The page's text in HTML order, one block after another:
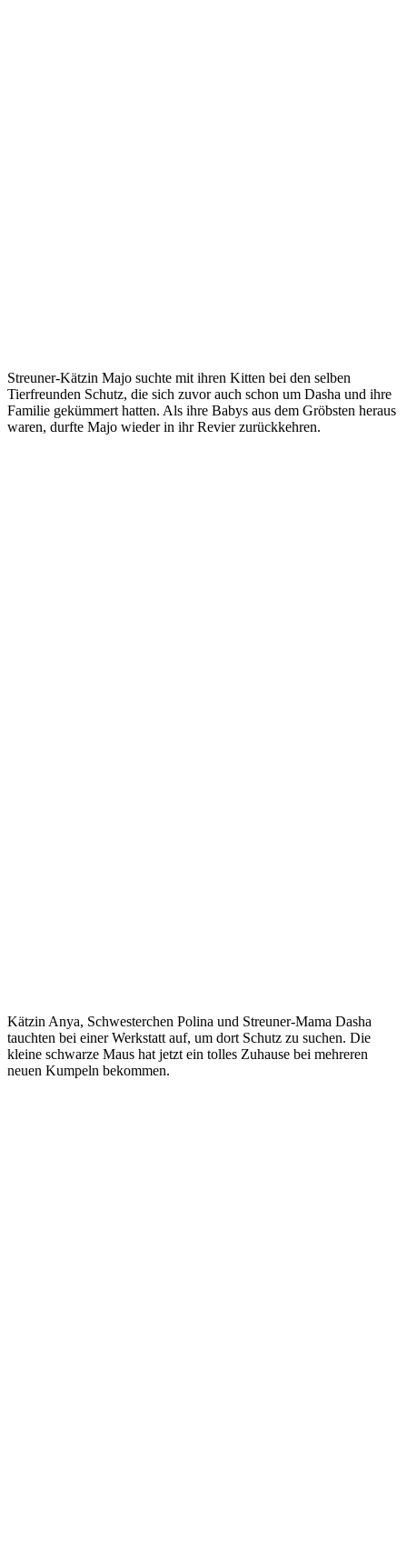
Streuner-Kätzin Majo suchte mit ihren Kitten bei den selben
Tierfreunden Schutz, die sich zuvor auch schon um Dasha und ihre
Familie gekümmert hatten. Als ihre Babys aus dem Gröbsten heraus
waren, durfte Majo wieder in ihr Revier zurückkehren.
Kätzin Anya, Schwesterchen Polina und Streuner-Mama Dasha
tauchten bei einer Werkstatt auf, um dort Schutz zu suchen. Die
kleine schwarze Maus hat jetzt ein tolles Zuhause bei mehreren
neuen Kumpeln bekommen.